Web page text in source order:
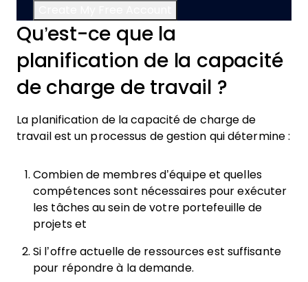
Qu’est-ce que la
planification de la capacité
de charge de travail ?
La planification de la capacité de charge de
travail est un processus de gestion qui détermine :
Combien de membres d’équipe et quelles
compétences sont nécessaires pour exécuter
les tâches au sein de votre portefeuille de
projets et
Si l’offre actuelle de ressources est suffisante
pour répondre à la demande.